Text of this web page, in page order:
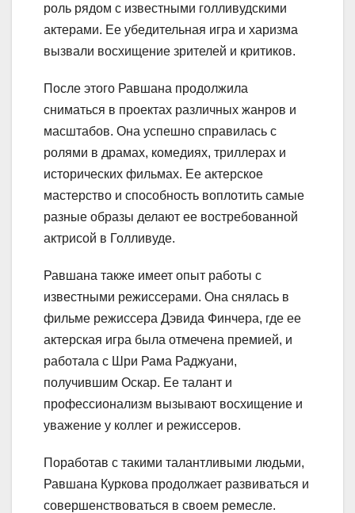
роль рядом с известными голливудскими
актерами. Ее убедительная игра и харизма
вызвали восхищение зрителей и критиков.
После этого Равшана продолжила
сниматься в проектах различных жанров и
масштабов. Она успешно справилась с
ролями в драмах, комедиях, триллерах и
исторических фильмах. Ее актерское
мастерство и способность воплотить самые
разные образы делают ее востребованной
актрисой в Голливуде.
Равшана также имеет опыт работы с
известными режиссерами. Она снялась в
фильме режиссера Дэвида Финчера, где ее
актерская игра была отмечена премией, и
работала с Шри Рама Раджуани,
получившим Оскар. Ее талант и
профессионализм вызывают восхищение и
уважение у коллег и режиссеров.
Поработав с такими талантливыми людьми,
Равшана Куркова продолжает развиваться и
совершенствоваться в своем ремесле.